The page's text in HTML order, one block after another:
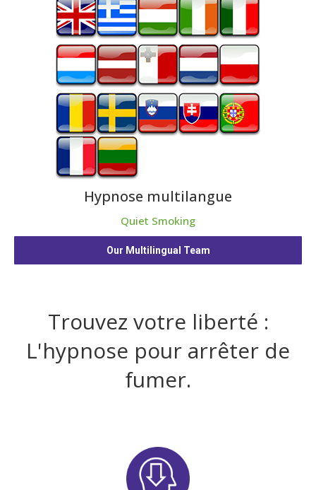
Hypnose multilangue
Quiet Smoking
Our Multilingual Team
Trouvez votre liberté :
L'hypnose pour arrêter de
fumer.